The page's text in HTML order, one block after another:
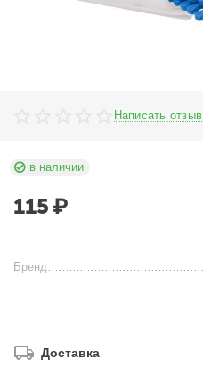
Написать отзыв
в наличии
115 ₽
Бренд
Доставка